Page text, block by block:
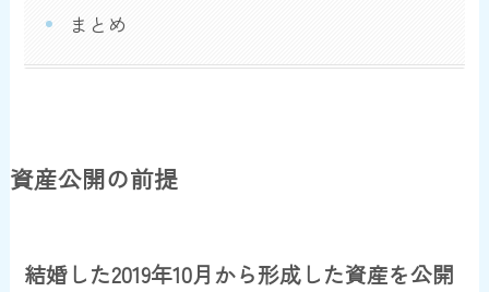
まとめ
資産公開の前提
結婚した2019年10月から形成した資産を公開